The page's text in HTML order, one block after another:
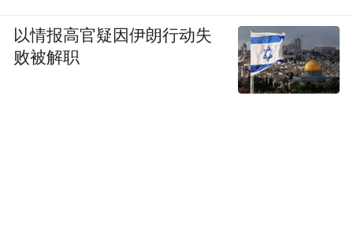
以情报高官疑因伊朗行动失
败被解职